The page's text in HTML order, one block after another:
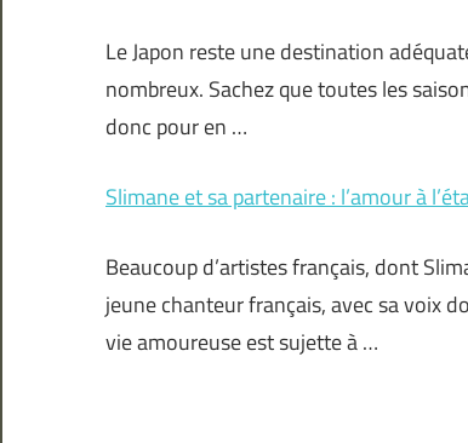
Le Japon reste une destination
nombreux. Sachez que toutes les
donc pour en …
Slimane et sa partenaire : l’amour à
Beaucoup d’artistes français, dont
jeune chanteur français, avec sa voix
vie amoureuse est sujette à …